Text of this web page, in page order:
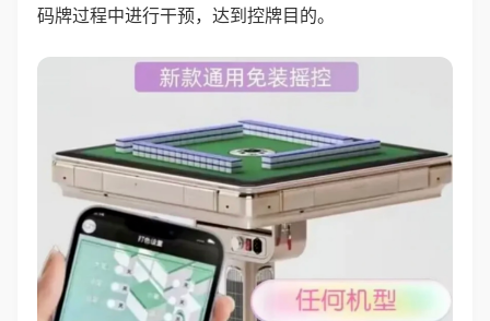
码牌过程中进行干预，达到控牌目的。